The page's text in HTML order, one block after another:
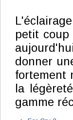
petit
donner
fortement
la
gamme